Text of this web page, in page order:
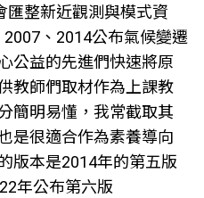
匯整新近觀測與模式資
、2014公布氣候變遷
公益的先進們快速將原
教師們取材作為上課教
簡明易懂，我常截取其
是很適合作為素養導向
版本是2014年的第五版
年公布第六版